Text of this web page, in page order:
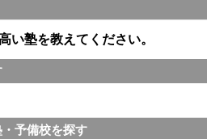
い塾を教えてください。
予備校を探す